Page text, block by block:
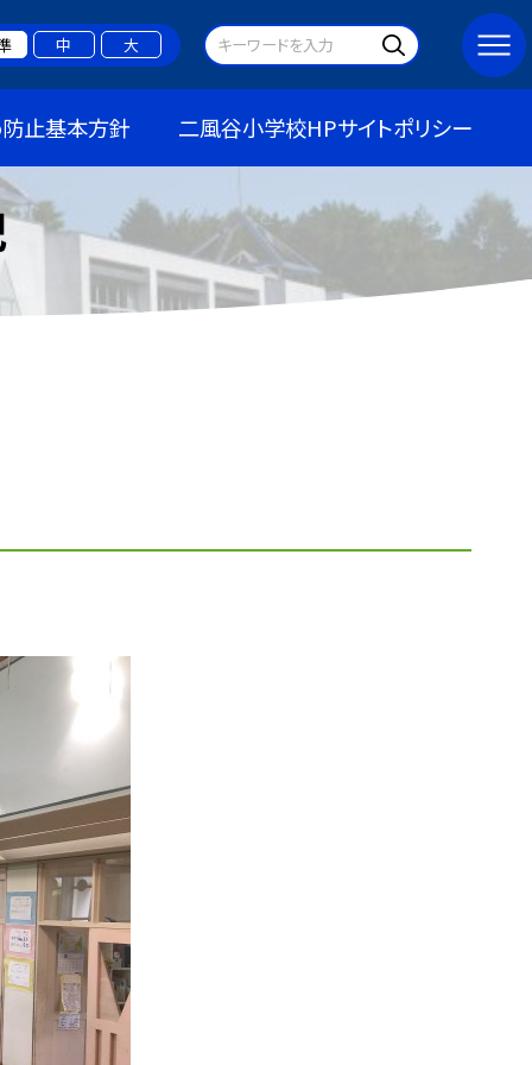
中 大
止基本方針 二風谷小学校HPサイトポリシー